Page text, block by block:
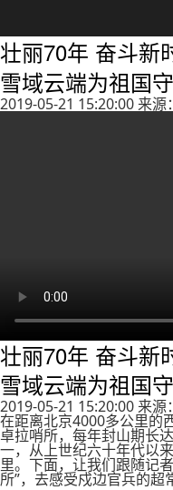
壮丽70年 奋斗新
雪域云端为祖国
2019-05-21 15:20:00 来
壮丽70年 奋斗新
雪域云端为祖国
2019-05-21 15:20:00 来
在距离北京4000多公里的
卓拉哨所，每年封山期长
一，从上世纪六十年代以
里。下面，让我们跟随记
所”，去感受戍边官兵的超